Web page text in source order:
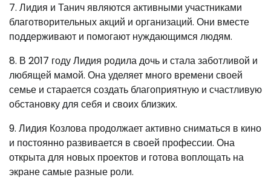
7. Лидия и Танич являются активными участниками
благотворительных акций и организаций. Они вместе
поддерживают и помогают нуждающимся людям.
8. В 2017 году Лидия родила дочь и стала заботливой и
любящей мамой. Она уделяет много времени своей
семье и старается создать благоприятную и счастливую
обстановку для себя и своих близких.
9. Лидия Козлова продолжает активно сниматься в кино
и постоянно развивается в своей профессии. Она
открыта для новых проектов и готова воплощать на
экране самые разные роли.